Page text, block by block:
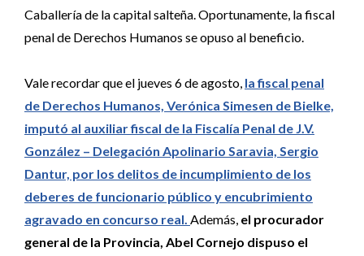
Caballería de la capital salteña. Oportunamente, la fiscal
penal de Derechos Humanos se opuso al beneficio.
Vale recordar que el jueves 6 de agosto, la fiscal penal
de Derechos Humanos, Verónica Simesen de Bielke,
imputó al auxiliar fiscal de la Fiscalía Penal de J.V.
González – Delegación Apolinario Saravia, Sergio
Dantur, por los delitos de incumplimiento de los
deberes de funcionario público y encubrimiento
agravado en concurso real. Además, el procurador
general de la Provincia, Abel Cornejo dispuso el